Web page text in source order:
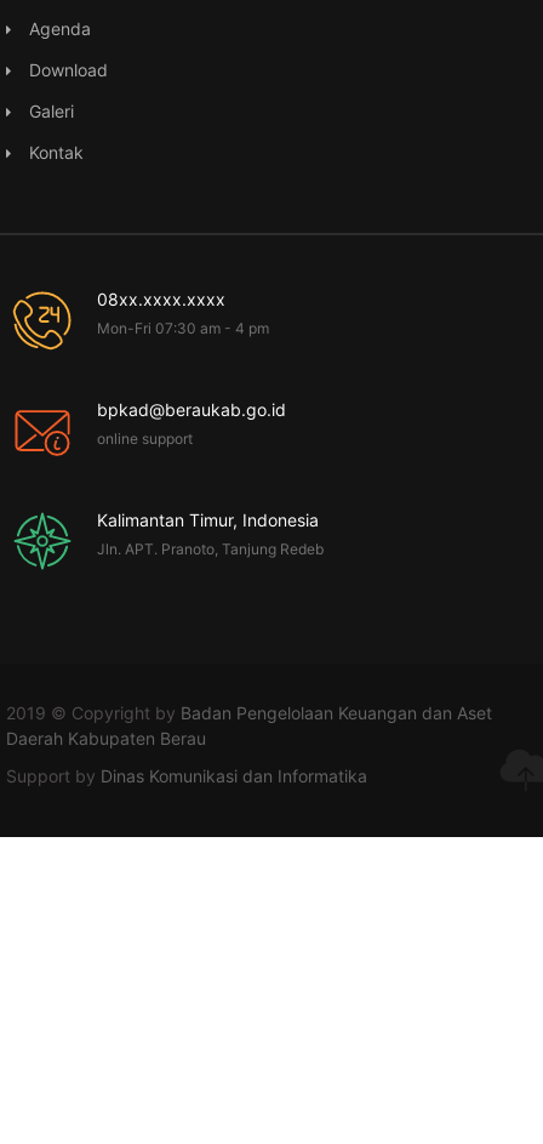
Agenda
Download
Galeri
Kontak
08xx.xxxx.xxxx
Mon-Fri 07:30 am - 4 pm
bpkad@beraukab.go.id
online support
Kalimantan Timur, Indonesia
Jln. APT. Pranoto, Tanjung Redeb
2019 © Copyright by Badan Pengelolaan Keuangan dan Aset
Daerah Kabupaten Berau
Support by Dinas Komunikasi dan Informatika